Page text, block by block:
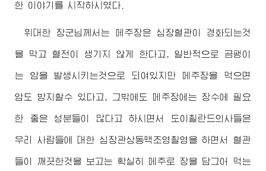
한 이야기를 시작하시였다.
위대한 장군님 께서는 메주장은 심장혈관이 경화되는것
을 막고 혈전이 생기지 않게 한다고, 일반적으로 곰팽이
는 암을 발생시키는것으로 되여있지만 메주장을 먹으면
암도 방지할수 있다고, 그밖에도 메주장에는 장수에 필요
한 좋은 성분들이 많다고 하시면서 도이췰란드의사들은
우리 사람들에 대한 심장관상동맥조영촬영을 하면서 혈관
들이 깨끗한것을 보고는 확실히 메주로 장을 담그어 먹는